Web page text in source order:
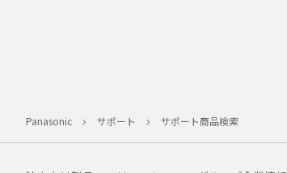
Panasonic サポート サポート商品検索